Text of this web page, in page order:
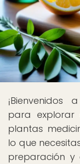
¡Bienvenidos a
para explorar
plantas
lo que
preparación y